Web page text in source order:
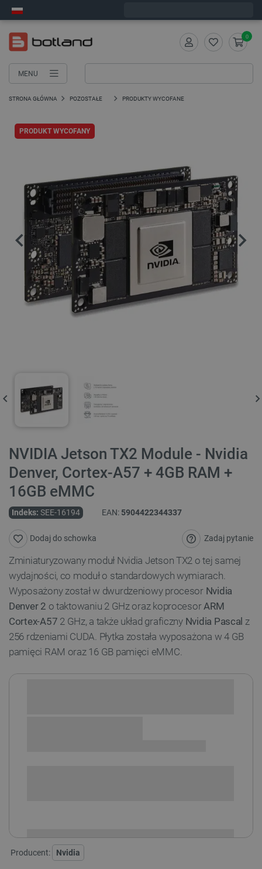
MENU
0
STRONA GŁÓWNA POZOSTAŁE PRODUKTY WYCOFANE
PRODUKT WYCOFANY
NVIDIA Jetson TX2 Module - Nvidia
Denver, Cortex-A57 + 4GB RAM +
16GB eMMC
Indeks: SEE-16194 EAN: 5904422344337
Zadaj pytanie
Dodaj do schowka
Zminiaturyzowany moduł Nvidia Jetson TX2 o tej samej
wydajności, co moduł o standardowych wymiarach.
Wyposażony został w dwurdzeniowy procesor Nvidia
Denver 2 o taktowaniu 2 GHz oraz koprocesorARM
Cortex-A57 2 GHz, a także układ graficzny Nvidia Pascal z
256 rdzeniami CUDA. Płytka została wyposażona w 4 GB
pamięci RAM oraz 16 GB pamięci eMMC.
Producent: Nvidia